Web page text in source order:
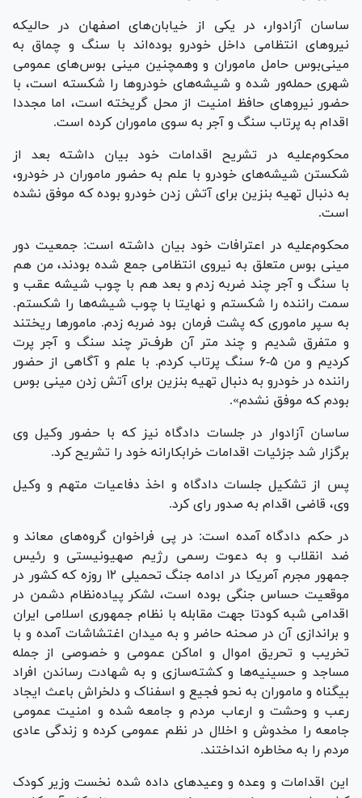
ساسان آزادوار، در یکی از خیابان‌های اصفهان در حالیکه
نیرو‌های انتظامی داخل خودرو بوده‌اند با سنگ و چماق به
مینی‌بوس حامل ماموران و وهمچنین مینی بوس‌های عمومی
شهری حمله‌ور شده و شیشه‌های خودرو‌ها را شکسته است، با
حضور نیرو‌های حافظ امنیت از محل گریخته است، اما مجددا
اقدام به پرتاب سنگ و آجر به سوی ماموران کرده است.
محکوم‌علیه در تشریح اقدامات خود بیان داشته بعد از
شکستن شیشه‌های خودرو با علم به حضور ماموران در خودرو،
به دنبال تهیه بنزین برای آتش زدن خودرو بوده که موفق نشده
است.
محکوم‌علیه در اعترافات خود بیان داشته است: جمعیت دور
مینی بوس متعلق به نیروی انتظامی جمع شده بودند، من هم
با سنگ و آجر چند ضربه زدم و بعد هم با چوب شیشه عقب و
سمت راننده را شکستم و نهایتا با چوب شیشه‌ها را شکستم.
به سپر ماموری که پشت فرمان بود ضربه زدم. مامور‌ها ریختند
و متفرق شدیم و چند متر آن طرف‌تر چند سنگ و آجر پرت
کردیم و من ۵-۶ سنگ پرتاب کردم. با علم و آگاهی از حضور
راننده در خودرو به دنبال تهیه بنزین برای آتش زدن مینی بوس
بودم که موفق نشدم».
ساسان آزادوار در جلسات دادگاه نیز که با حضور وکیل وی
برگزار شد جزئیات اقدامات خرابکارانه خود را تشریح کرد.
پس از تشکیل جلسات دادگاه و اخذ دفاعیات متهم و وکیل
وی، قاضی اقدام به صدور رای کرد.
در حکم دادگاه آمده است: در پی فراخوان گروه‌های معاند و
ضد انقلاب و به دعوت رسمی رژیم صهیونیستی و رئیس
جمهور مجرم آمریکا در ادامه جنگ تحمیلی ۱۲ روزه که کشور در
موقعیت حساس جنگی بوده است، لشکر پیاده‌نظام دشمن در
اقدامی شبه کودتا جهت مقابله با نظام جمهوری اسلامی ایران
و براندازی آن در صحنه حاضر و به میدان اغتشاشات آمده و با
تخریب و تحریق اموال و اماکن عمومی و خصوصی از جمله
مساجد و حسینیه‌ها و کشته‌سازی و به شهادت رساندن افراد
بیگناه و ماموران به نحو فجیع و اسفناک و دلخراش باعث ایجاد
رعب و وحشت و ارعاب مردم و جامعه شده و امنیت عمومی
جامعه را مخدوش و اخلال در نظم عمومی کرده و زندگی عادی
مردم را به مخاطره انداختند.
این اقدامات و وعده و وعید‌های داده شده نخست وزیر کودک